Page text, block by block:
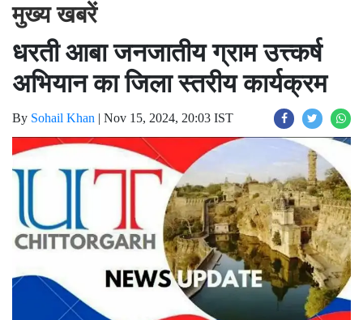
मुख्य खबरें
धरती आबा जनजातीय ग्राम उत्त्कर्ष
अभियान का जिला स्तरीय कार्यक्रम
By Sohail Khan | Nov 15, 2024, 20:03 IST